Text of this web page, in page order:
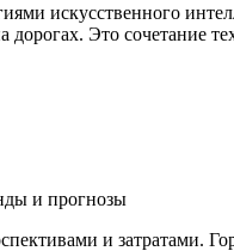
искусственного
Это сочетание
и прогнозы
и затратами.